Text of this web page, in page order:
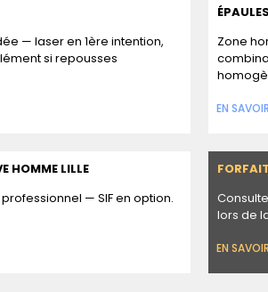
— laser en 1ère intention,
si repousses
ÉPAULES
Zone
EN
HOMME LILLE
— SIF en option.
lors de
EN